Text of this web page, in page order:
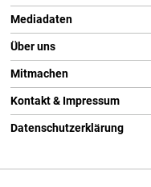
Mediadaten
Über uns
Mitmachen
Kontakt & Impressum
Datenschutzerklärung